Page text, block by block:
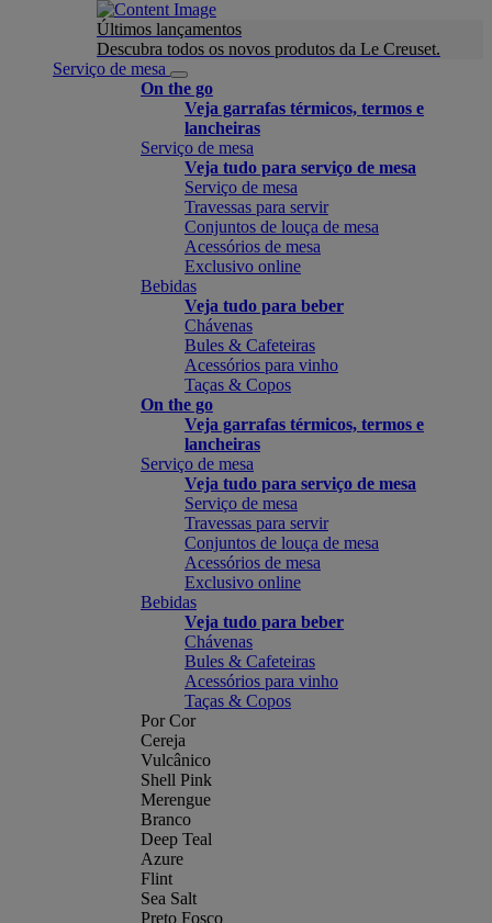
Últimos lançamentos
Descubra todos os novos produtos da Le Creuset.
Serviço de mesa
On the go
Veja garrafas térmicos, termos e
lancheiras
Serviço de mesa
Veja tudo para serviço de mesa
Serviço de mesa
Travessas para servir
Conjuntos de louça de mesa
Acessórios de mesa
Exclusivo online
Bebidas
Veja tudo para beber
Chávenas
Bules & Cafeteiras
Acessórios para vinho
Taças & Copos
On the go
Veja garrafas térmicos, termos e
lancheiras
Serviço de mesa
Veja tudo para serviço de mesa
Serviço de mesa
Travessas para servir
Conjuntos de louça de mesa
Acessórios de mesa
Exclusivo online
Bebidas
Veja tudo para beber
Chávenas
Bules & Cafeteiras
Acessórios para vinho
Taças & Copos
Por Cor
Cereja
Vulcânico
Shell Pink
Merengue
Branco
Deep Teal
Azure
Flint
Sea Salt
Preto Fosco